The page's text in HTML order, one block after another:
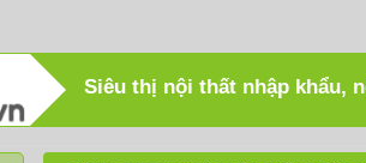
Siêu thị nội thất nhập khẩu,